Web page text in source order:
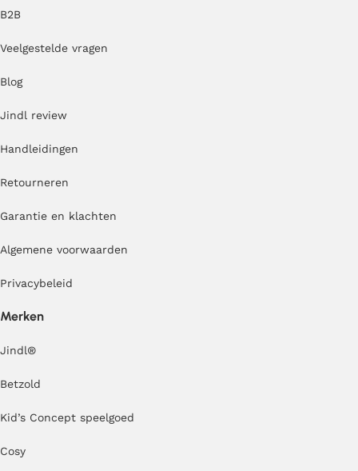
B2B
Veelgestelde vragen
Blog
Jindl review
Handleidingen
Retourneren
Garantie en klachten
Algemene voorwaarden
Privacybeleid
Merken
Jindl®
Betzold
Kid’s Concept speelgoed
Cosy